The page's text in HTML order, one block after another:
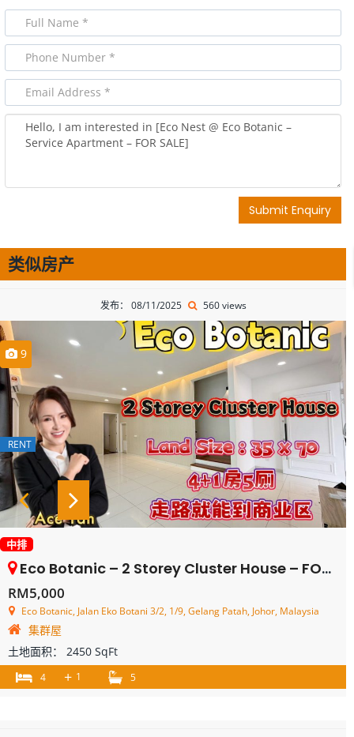
Submit Enquiry
类似房产
发布： 08/11/2025 560 views
9
RENT
中排
Eco Botanic – 2 Storey Cluster House – FOR RENT
RM5,000
Eco Botanic, Jalan Eko Botani 3/2, 1/9, Gelang Patah, Johor, Malaysia
集群屋
土地面积： 2450 SqFt
4 + 1 5